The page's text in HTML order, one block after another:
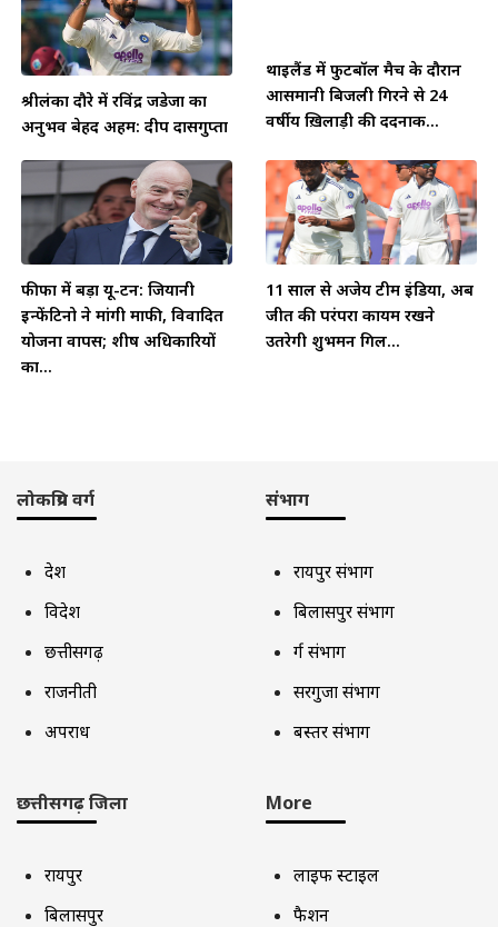
श्रीलंका दौरे में रविंद्र जडेजा का
अनुभव बेहद अहम: दीप दासगुप्ता
थाईलैंड में फुटबॉल मैच के दौरान
आसमानी बिजली गिरने से 24
वर्षीय ख़िलाड़ी की दर्दनाक...
फीफा में बड़ा यू-टर्न: जियानी
इन्फेंटिनो ने मांगी माफी, विवादित
योजना वापस; शीर्ष अधिकारियों
का...
11 साल से अजेय टीम इंडिया, अब
जीत की परंपरा कायम रखने
उतरेगी शुभमन गिल...
लोकप्रिय वर्ग
देश
विदेश
छत्तीसगढ़
राजनीती
अपराध
संभाग
रायपुर संभाग
बिलासपुर संभाग
दुर्ग संभाग
सरगुजा संभाग
बस्तर संभाग
छत्तीसगढ़ जिला
रायपुर
बिलासपुर
More
लाइफ स्टाइल
फैशन